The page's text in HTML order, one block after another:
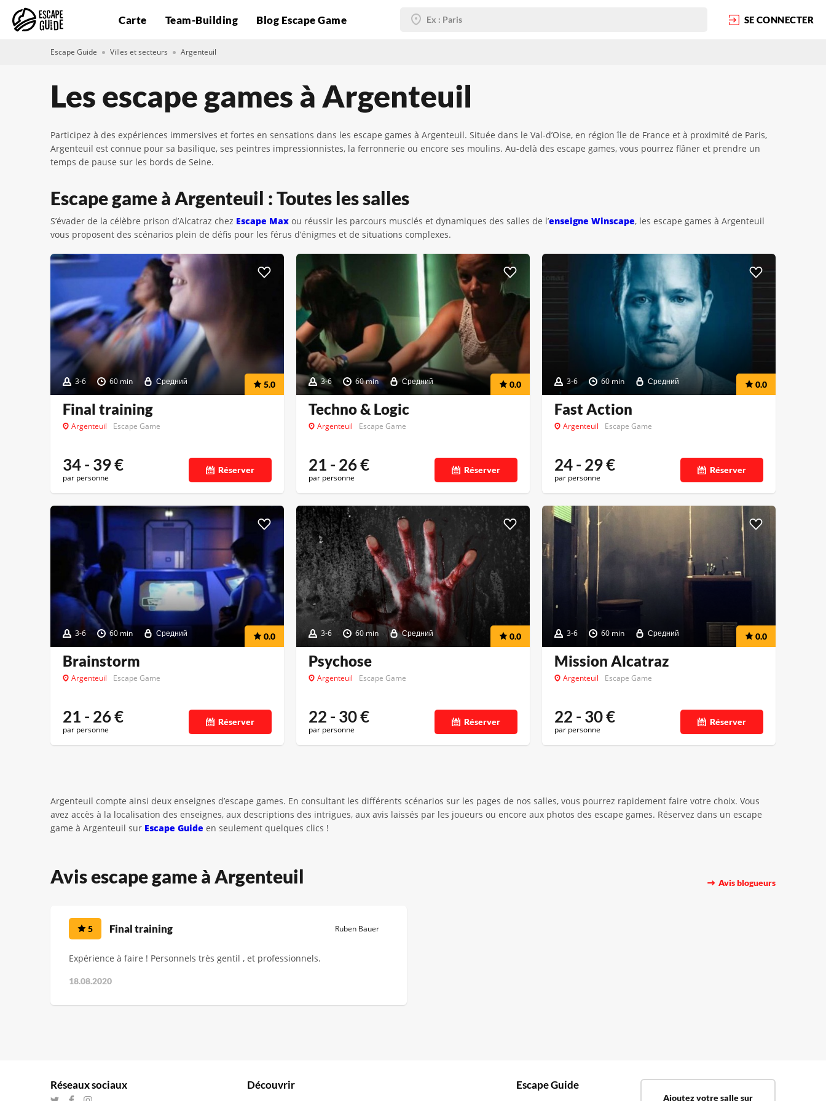
Carte Team-Building Blog Escape Game SE CONNECTER
Escape Guide Villes et secteurs Argenteuil
Les escape games à Argenteuil
Participez à des expériences immersives et fortes en sensations dans les escape games à Argenteuil. Située dans le Val-d’Oise, en région île de France et à proximité de Paris,
Argenteuil est connue pour sa basilique, ses peintres impressionnistes, la ferronnerie ou encore ses moulins. Au-delà des escape games, vous pourrez flâner et prendre un
temps de pause sur les bords de Seine.
Escape game à Argenteuil : Toutes les salles
S’évader de la célèbre prison d’Alcatraz chez Escape Max ou réussir les parcours musclés et dynamiques des salles de l’enseigne Winscape, les escape games à Argenteuil
vous proposent des scénarios plein de défis pour les férus d’énigmes et de situations complexes.
3-6 60 min Средний 5.0
Final training
Argenteuil Escape Game
34 - 39€
par personne
Réserver
3-6 60 min Средний 0.0
Techno & Logic
Argenteuil Escape Game
21 - 26€
par personne
Réserver
3-6 60 min Средний 0.0
Fast Action
Argenteuil Escape Game
24 - 29€
par personne
Réserver
3-6 60 min Средний 0.0
Brainstorm
Argenteuil Escape Game
21 - 26€
par personne
Réserver
3-6 60 min Средний 0.0
Psychose
Argenteuil Escape Game
22 - 30€
par personne
Réserver
3-6 60 min Средний 0.0
Mission Alcatraz
Argenteuil Escape Game
22 - 30€
par personne
Réserver
Argenteuil compte ainsi deux enseignes d’escape games. En consultant les différents scénarios sur les pages de nos salles, vous pourrez rapidement faire votre choix. Vous
avez accès à la localisation des enseignes, aux descriptions des intrigues, aux avis laissés par les joueurs ou encore aux photos des escape games. Réservez dans un escape
game à Argenteuil sur Escape Guide en seulement quelques clics !
Avis escape game à Argenteuil Avis blogueurs
5 Final training Ruben Bauer
Expérience à faire ! Personnels très gentil , et professionnels.
18.08.2020
Réseaux sociaux Découvrir Escape Guide
Ajoutez votre salle sur